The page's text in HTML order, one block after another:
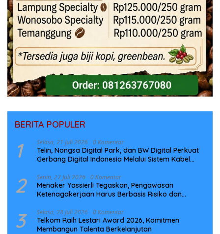
BERITA POPULER
1 Selasa, 21 Juli 2026 0 Komentar
Telin, Nongsa Digital Park, dan BW Digital Perkuat
Gerbang Digital Indonesia Melalui Sistem Kabel
2 Senin, 27 Juli 2026 0 Komentar
Menaker Yassierli Tegaskan, Pengawasan
Ketenagakerjaan Harus Berbasis Risiko dan
3 Selasa, 28 Juli 2026 0 Komentar
Telkom Raih Lestari Award 2026, Komitmen
Membangun Talenta Berkelanjutan